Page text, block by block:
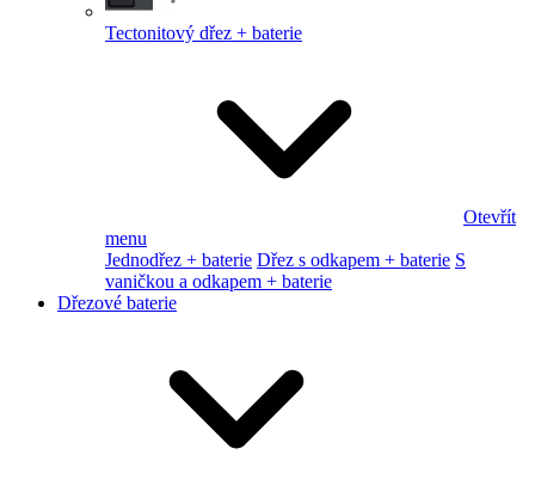
Tectonitový dřez + baterie
Otevřít
menu
Jednodřez + baterie Dřez s odkapem + baterie S
vaničkou a odkapem + baterie
Dřezové baterie